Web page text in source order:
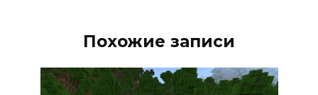
Похожие записи